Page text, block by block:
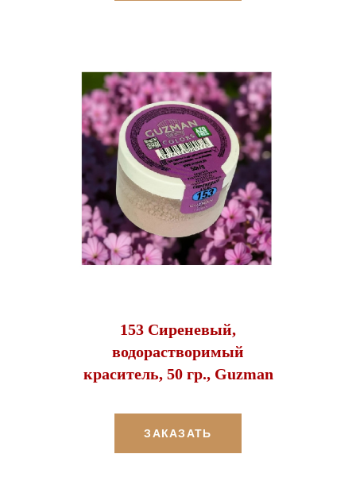
153 Сиреневый,
водорастворимый
краситель, 50 гр., Guzman
ЗАКАЗАТЬ